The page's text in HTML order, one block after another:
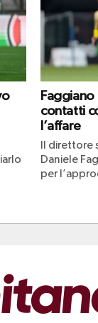
Faggiano
contatti
l’affare
Il direttore
Daniele
per